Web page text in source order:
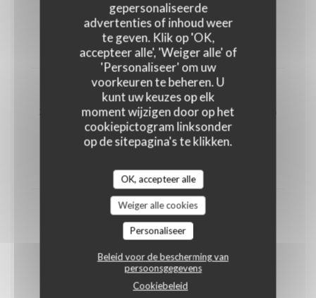
gepersonaliseerde
advertenties of inhoud weer
te geven. Klik op 'OK,
accepteer alle', 'Weiger alle' of
'Personaliseer' om uw
voorkeuren te beheren. U
kunt uw keuzes op elk
moment wijzigen door op het
cookiepictogram linksonder
op de sitepagina's te klikken.
OK, accepteer alle
Weiger alle cookies
Personaliseer
Beleid voor de bescherming van
persoonsgegevens
Cookiebeleid
1 garnaalkroket & 1 kaaskroket
GLUTEN WEEKDIEREN
16,50 EUR
Kaaskroketten
2 Chimay kaaskroketten Als hoofdgerecht 3 stuks aan
21,5.-
GLUTEN EIEREN
15,00 EUR
Burrata Spicy Tomato
Zijdezachte burrata op pittige sjalot chutney,
kerstomaatjes en spicy chilli look dressing
MELK
16,00 EUR